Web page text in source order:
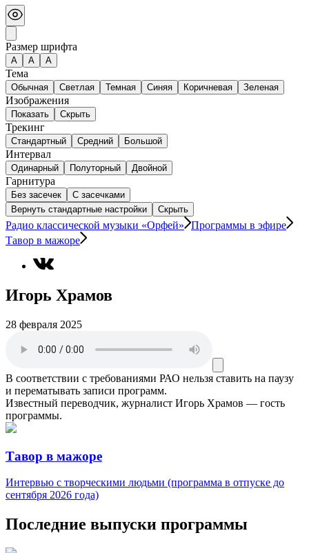
Размер шрифта
А A A
Тема
Обычная Светлая Темная Синяя Коричневая Зеленая
Изображения
Показать Скрыть
Трекинг
Стандартный Средний Большой
Интервал
Одинарный Полуторный Двойной
Гарнитура
Без засечек
С засечками
Вернуть стандартные настройки
Скрыть
Радио классической музыки «Орфей»
Программы в эфире
Тавор в мажоре
Игорь Храмов
28 февраля 2025
В соответствии с требованиями РАО нельзя ставить на паузу
и перематывать записи программ.
Известный переводчик, журналист Игорь Храмов — гость
программы.
Тавор в мажоре
Интервью с творческими людьми (программа в отпуске до
сентября 2026 года)
Последние выпуски программы